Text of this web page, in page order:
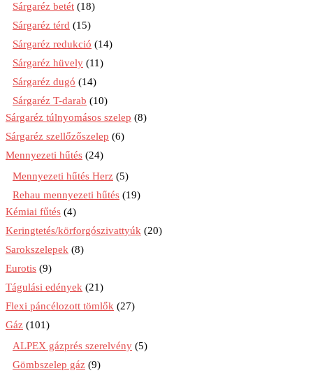
Sárgaréz betét (18)
Sárgaréz térd (15)
Sárgaréz redukció (14)
Sárgaréz hüvely (11)
Sárgaréz dugó (14)
Sárgaréz T-darab (10)
Sárgaréz túlnyomásos szelep (8)
Sárgaréz szellőzőszelep (6)
Mennyezeti hűtés (24)
Mennyezeti hűtés Herz (5)
Rehau mennyezeti hűtés (19)
Kémiai fűtés (4)
Keringtetés/körforgószivattyúk (20)
Sarokszelepek (8)
Eurotis (9)
Tágulási edények (21)
Flexi páncélozott tömlők (27)
Gáz (101)
ALPEX gázprés szerelvény (5)
Gömbszelep gáz (9)